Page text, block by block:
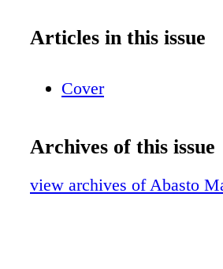
Articles in this issue
Cover
Archives of this issue
view archives of Abasto